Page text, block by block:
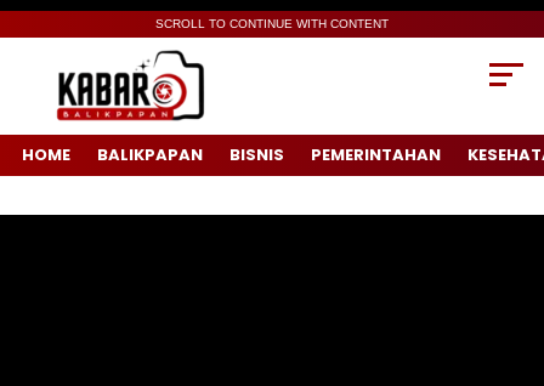
SCROLL TO CONTINUE WITH CONTENT
HOME BALIKPAPAN BISNIS PEMERINTAHAN